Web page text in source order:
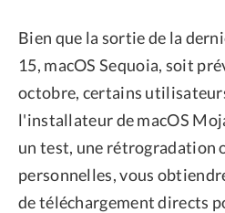
Bien que la sortie de la
15, macOS Sequoia, soit
octobre, certains
l'installateur de macOS
un test, une rétrogradation
personnelles, vous
de téléchargement directs